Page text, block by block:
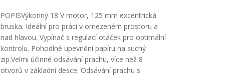
POPISVýkonný 18 V motor, 125 mm excentrická
bruska. Ideální pro práci v omezeném prostoru a
nad hlavou. Vypínač s regulací otáček pro optimální
kontrolu. Pohodlné upevnění papíru na suchý
zip.Velmi účinné odsávání prachu, více než 8
otvorů v základní desce. Odsávání prachu s